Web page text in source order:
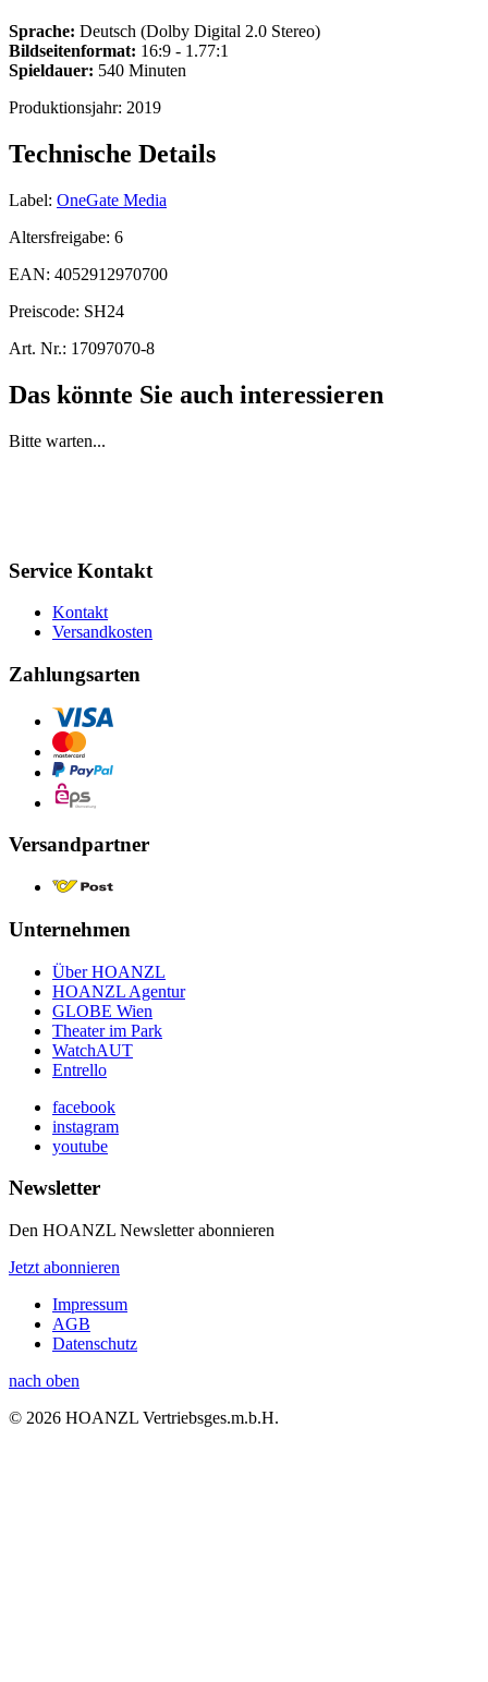
Sprache: Deutsch (Dolby Digital 2.0 Stereo)
Bildseitenformat: 16:9 - 1.77:1
Spieldauer: 540 Minuten
Produktionsjahr: 2019
Technische Details
Label: OneGate Media
Altersfreigabe: 6
EAN: 4052912970700
Preiscode: SH24
Art. Nr.: 17097070-8
Das könnte Sie auch interessieren
Bitte warten...
Service Kontakt
Kontakt
Versandkosten
Zahlungsarten
Versandpartner
Unternehmen
Über HOANZL
HOANZL Agentur
GLOBE Wien
Theater im Park
WatchAUT
Entrello
facebook
instagram
youtube
Newsletter
Den HOANZL Newsletter abonnieren
Jetzt abonnieren
Impressum
AGB
Datenschutz
nach oben
© 2026 HOANZL Vertriebsges.m.b.H.